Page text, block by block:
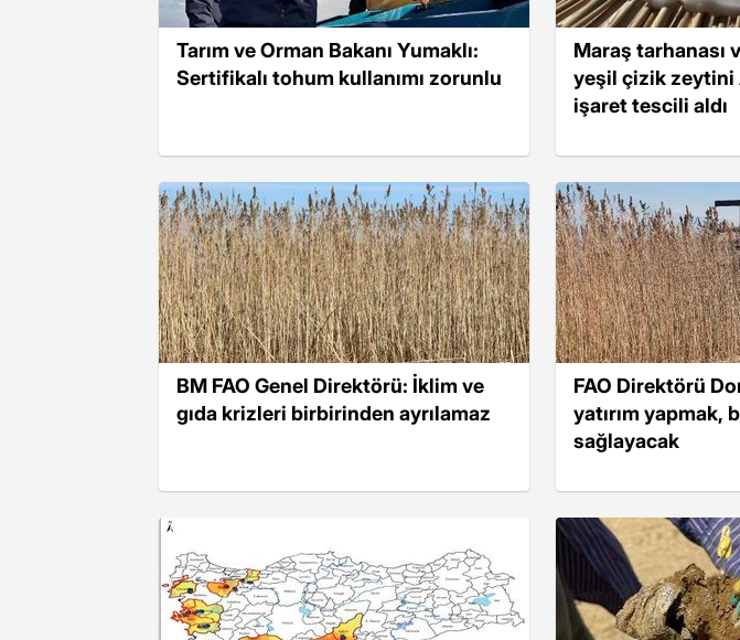
Tarım ve Orman Bakanı Yumaklı:
Sertifikalı tohum kullanımı zorunlu
Maraş tarhanası
yeşil çizik zeytini
işaret tescili aldı
BM FAO Genel Direktörü: İklim ve
gıda krizleri birbirinden ayrılamaz
FAO Direktörü
yatırım yapmak,
sağlayacak